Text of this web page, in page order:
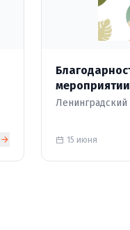
Ленинградский
15 июня